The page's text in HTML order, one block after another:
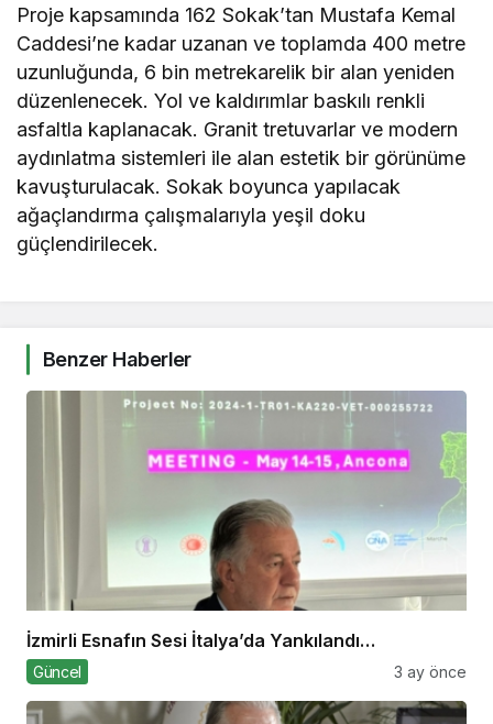
Proje kapsamında 162 Sokak’tan Mustafa Kemal
Caddesi’ne kadar uzanan ve toplamda 400 metre
uzunluğunda, 6 bin metrekarelik bir alan yeniden
düzenlenecek. Yol ve kaldırımlar baskılı renkli
asfaltla kaplanacak. Granit tretuvarlar ve modern
aydınlatma sistemleri ile alan estetik bir görünüme
kavuşturulacak. Sokak boyunca yapılacak
ağaçlandırma çalışmalarıyla yeşil doku
güçlendirilecek.
Benzer Haberler
İzmirli Esnafın Sesi İtalya’da Yankılandı…
Güncel 3 ay önce